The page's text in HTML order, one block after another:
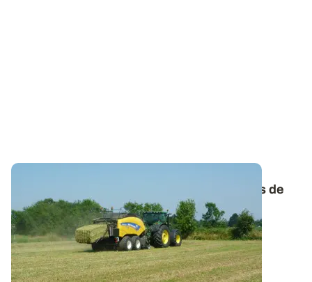
Comprendre l’origine et les conséquences de
l’échauffement du foin
Attention aux foins récoltés humides, ils sont
particulièrement sensibles à l’échauffement...
05 JUIN 2025